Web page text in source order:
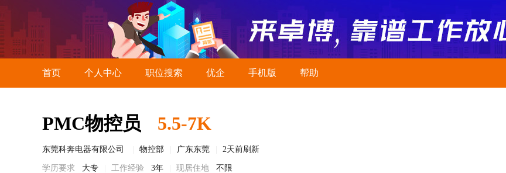
首页 个人中心 职位搜索 优企 手机版 帮助
PMC物控员 5.5-7K
东莞科奔电器有限公司 物控部 广东东莞 2天前刷新
学历要求 大专 工作经验 3年 现居住地 不限